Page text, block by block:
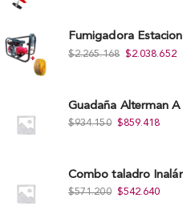
$2.265.168 $2.038.652
$934.150 $859.418
$571.200 $542.640